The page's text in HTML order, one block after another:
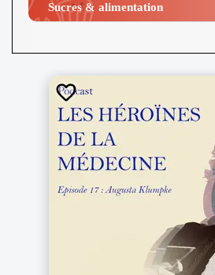
Sucres & alimentation​